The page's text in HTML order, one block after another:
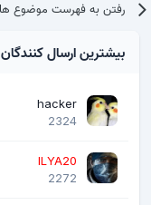
رفتن به فهرست موضوع ها
بیشترین ارسال کنندگان
hacker
2324
ILYA20
2272